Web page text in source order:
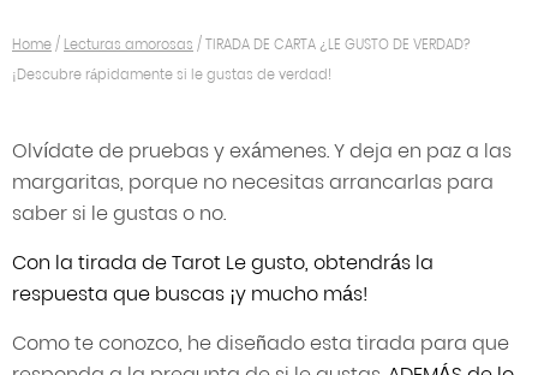
Home/ Lecturas amorosas /TIRADA DE CARTA ¿LE GUSTO DE VERDAD?
¡Descubre rápidamente si le gustas de verdad!
Olvídate de pruebas y exámenes. Y deja en paz a las
margaritas, porque no necesitas arrancarlas para
saber si le gustas o no.
Con la tirada de Tarot Le gusto, obtendrás la
respuesta que buscas ¡y mucho más!
Como te conozco, he diseñado esta tirada para que